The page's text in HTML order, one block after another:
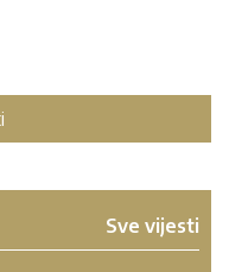
Sve vijesti